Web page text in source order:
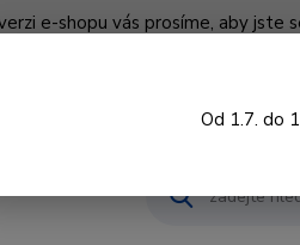
e-shopu vás prosíme, aby
Od 1.7. do